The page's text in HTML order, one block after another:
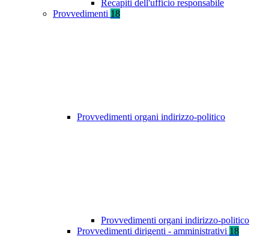
Recapiti dell'ufficio responsabile
Provvedimenti 18
Provvedimenti organi indirizzo-politico
Provvedimenti organi indirizzo-politico
Provvedimenti dirigenti - amministrativi 18